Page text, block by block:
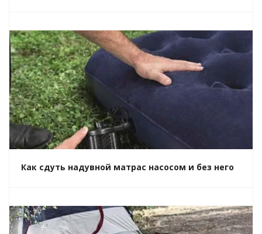
Как сдуть надувной матрас насосом и без него